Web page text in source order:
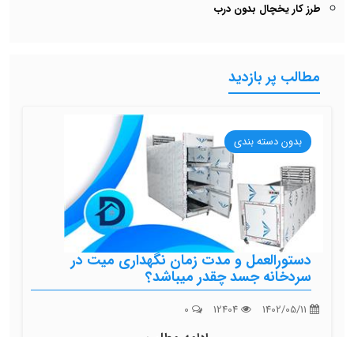
طرز کار یخچال بدون درب
مطالب پر بازدید
بدون دسته بندی
دستورالعمل و مدت زمان نگهداری میت در
سردخانه جسد چقدر میباشد؟